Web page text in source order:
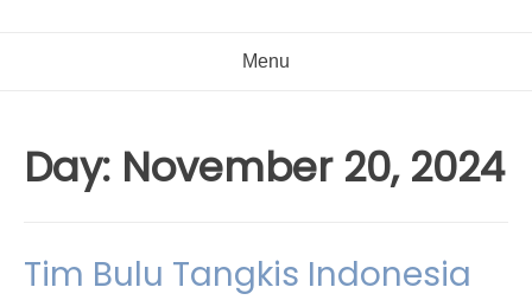
Menu
Day: November 20, 2024
Tim Bulu Tangkis Indonesia